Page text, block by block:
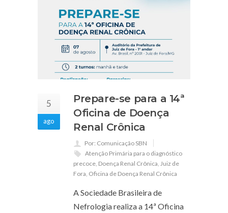
5
ago
Prepare-se para a 14ª
Oficina de Doença
Renal Crônica
Por: Comunicação SBN
Atenção Primária para o diagnóstico
precoce, Doença Renal Crônica, Juiz de
Fora, Oficina de Doença Renal Crônica
A Sociedade Brasileira de
Nefrologia realiza a 14ª Oficina